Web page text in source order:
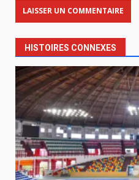
HISTOIRES CONNEXES